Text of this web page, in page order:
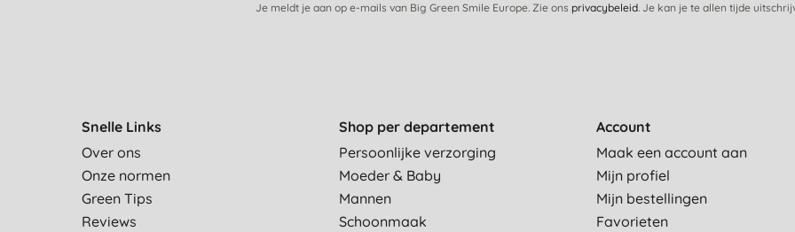
Je meldt je aan op e-mails van Big Green Smile Europe. Zie ons privacybeleid. Je kan je te allen tijde
Snelle Links
Over ons
Onze normen
Green Tips
Reviews
Shop per departement
Persoonlijke verzorging
Moeder & Baby
Mannen
Schoonmaak
Account
Maak een account aan
Mijn profiel
Mijn bestellingen
Favorieten